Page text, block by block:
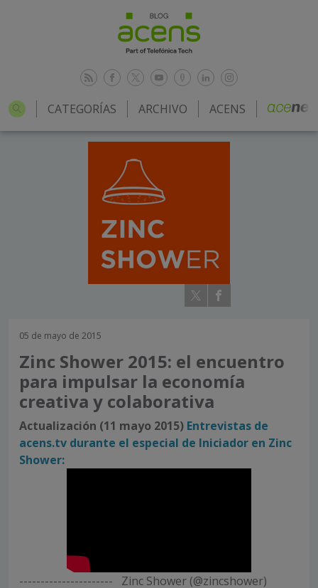
CATEGORÍAS ARCHIVO ACENS
05 de mayo de 2015
Zinc Shower 2015: el encuentro
para impulsar la economía
creativa y colaborativa
Actualización (11 mayo 2015) Entrevistas de
acens.tv durante el especial de Iniciador en Zinc
Shower:
---------------------- Zinc Shower (@zincshower)